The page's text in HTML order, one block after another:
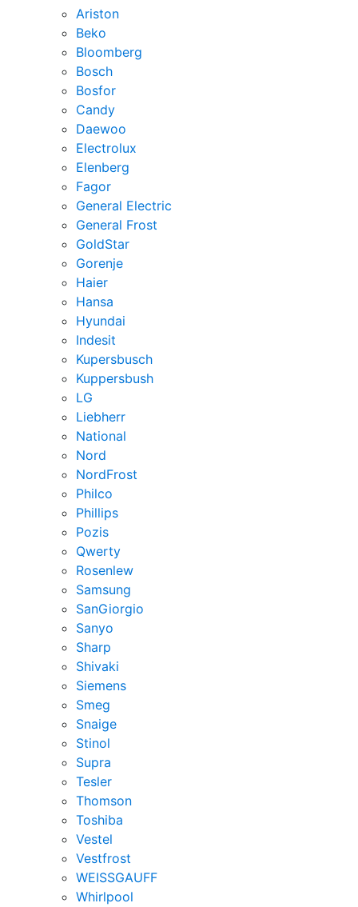
Ariston
Beko
Bloomberg
Bosch
Bosfor
Candy
Daewoo
Electrolux
Elenberg
Fagor
General Electric
General Frost
GoldStar
Gorenje
Haier
Hansa
Hyundai
Indesit
Kupersbusch
Kuppersbush
LG
Liebherr
National
Nord
NordFrost
Philco
Phillips
Pozis
Qwerty
Rosenlew
Samsung
SanGiorgio
Sanyo
Sharp
Shivaki
Siemens
Smeg
Snaige
Stinol
Supra
Tesler
Thomson
Toshiba
Vestel
Vestfrost
WEISSGAUFF
Whirlpool